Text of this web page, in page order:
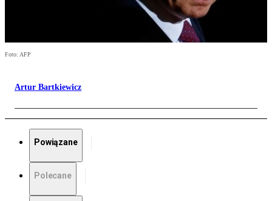
Foto: AFP
Artur Bartkiewicz
Powiązane
Polecane